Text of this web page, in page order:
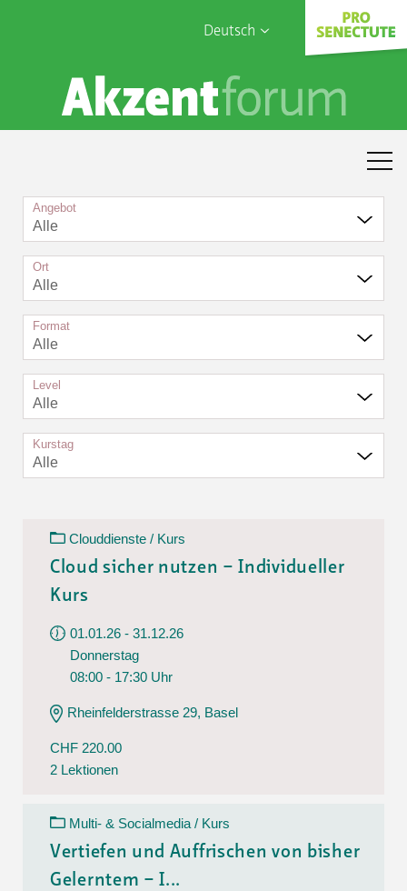
Deutsch
English
Français
Sophia Care
Angebot
Alle
Ort
Alle
Format
Alle
Level
Alle
Kurstag
Alle
Clouddienste / Kurs
Cloud sicher nutzen – Individueller
Kurs
01.01.26 - 31.12.26
Donnerstag
08:00 - 17:30 Uhr
Rheinfelderstrasse 29, Basel
CHF 220.00
2 Lektionen
Multi- & Socialmedia / Kurs
Vertiefen und Auffrischen von bisher
Gelerntem – I...